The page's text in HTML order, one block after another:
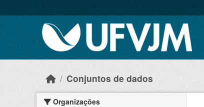
Conjuntos de dados
Organizações